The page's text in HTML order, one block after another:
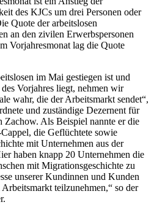
des KJCs um drei Personen oder
Quote der arbeitslosen
an den zivilen Erwerbspersonen
Vorjahresmonat lag die Quote
im Mai gestiegen ist und
Vorjahres liegt, nehmen wir
wahr, die der Arbeitsmarkt sendet“,
und zuständige Dezernent für
Als Beispiel nannte er die
die Geflüchtete sowie
mit Unternehmen aus der
haben knapp 20 Unternehmen die
mit Migrationsgeschichte zu
unserer Kundinnen und Kunden
teilzunehmen,“ so der